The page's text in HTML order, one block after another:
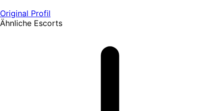
Original Profil
Ähnliche Escorts